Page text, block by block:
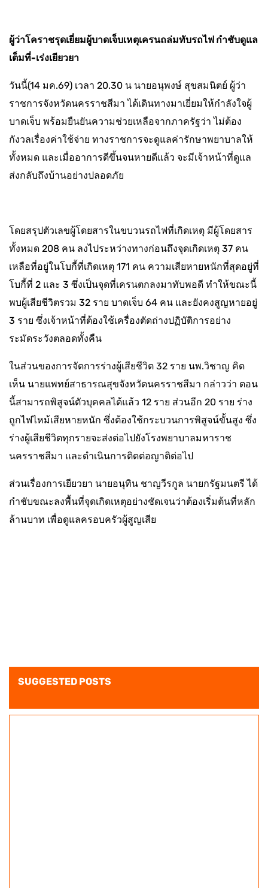
ผู้ว่าโคราชรุดเยี่ยมผู้บาดเจ็บเหตุเครนถล่มทับรถไฟ กำชับดูแล
เต็มที่-เร่งเยียวยา
​วันนี้(14 มค.69) เวลา 20.30 น นายอนุพงษ์ สุขสมนิตย์ ผู้ว่า
ราชการจังหวัดนครราชสีมา ได้เดินทางมาเยี่ยมให้กำลังใจผู้
บาดเจ็บ พร้อมยืนยันความช่วยเหลือจากภาครัฐว่า ไม่ต้อง
กังวลเรื่องค่าใช้จ่าย ทางราชการจะดูแลค่ารักษาพยาบาลให้
ทั้งหมด และเมื่ออาการดีขึ้นจนหายดีแล้ว จะมีเจ้าหน้าที่ดูแล
ส่งกลับถึงบ้านอย่างปลอดภัย
โดยสรุปตัวเลขผู้โดยสารในขบวนรถไฟที่เกิดเหตุ มีผู้โดยสาร
ทั้งหมด 208 คน ลงไประหว่างทางก่อนถึงจุดเกิดเหตุ 37 คน
เหลือที่อยู่ในโบกี้ที่เกิดเหตุ 171 คน ความเสียหายหนักที่สุดอยู่ที่
โบกี้ที่ 2 และ 3 ซึ่งเป็นจุดที่เครนตกลงมาทับพอดี ทำให้ขณะนี้
พบผู้เสียชีวิตรวม 32 ราย บาดเจ็บ 64 คน และยังคงสูญหายอยู่
3 ราย ซึ่งเจ้าหน้าที่ต้องใช้เครื่องตัดถ่างปฏิบัติการอย่าง
ระมัดระวังตลอดทั้งคืน
ในส่วนของการจัดการร่างผู้เสียชีวิต 32 ราย นพ.วิชาญ คิด
เห็น นายแพทย์สาธารณสุขจังหวัดนครราชสีมา กล่าวว่า ตอน
นี้สามารถพิสูจน์ตัวบุคคลได้แล้ว 12 ราย ส่วนอีก 20 ราย ร่าง
ถูกไฟไหม้เสียหายหนัก ซึ่งต้องใช้กระบวนการพิสูจน์ขั้นสูง ซึ่ง
ร่างผู้เสียชีวิตทุกรายจะส่งต่อไปยังโรงพยาบาลมหาราช
นครราชสีมา และดำเนินการติดต่อญาติต่อไป
ส่วนเรื่องการเยียวยา นายอนุทิน ชาญวีรกูล นายกรัฐมนตรี ได้
กำชับขณะลงพื้นที่จุดเกิดเหตุอย่างชัดเจนว่าต้องเริ่มต้นที่หลัก
ล้านบาท เพื่อดูแลครอบครัวผู้สูญเสีย
SUGGESTED POSTS